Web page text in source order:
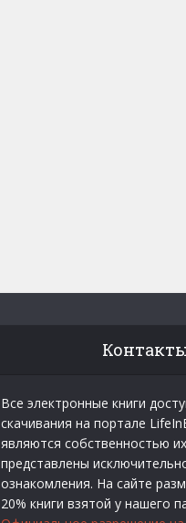
Все электронные книги
скачивания на портале
являются собственностью
представлены
ознакомления. На сайте
20% книги взятой у нашего